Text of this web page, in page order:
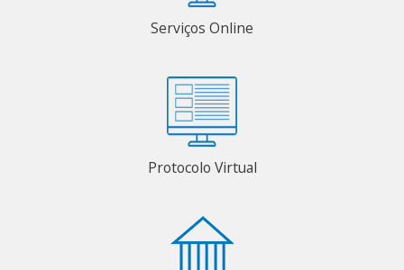
Serviços Online
Protocolo Virtual